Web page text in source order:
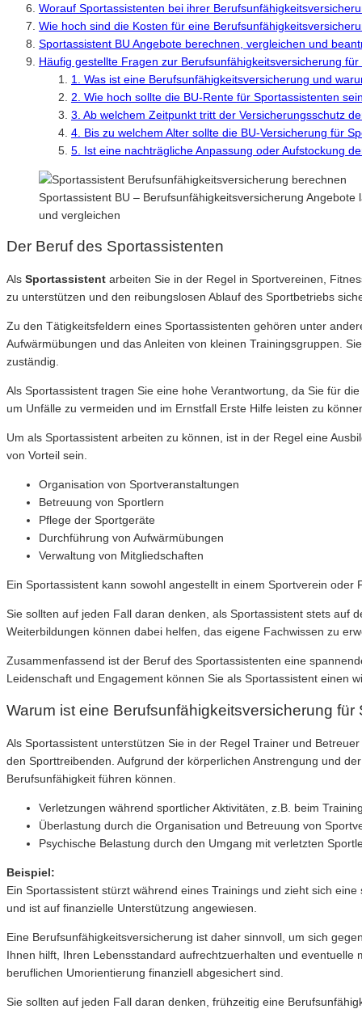
Worauf Sportassistenten bei ihrer
Wie hoch sind die Kosten für eine
Sportassistent BU Angebote berechnen, vergleichen und
Häufig gestellte Fragen zur Berufsunfähigkeitsversicherung
1. Was ist eine Berufsunfähigkeitsversicherung und
2. Wie hoch sollte die BU-Rente für Sportassistenten
3. Ab welchem Zeitpunkt tritt der Versicherungsschutz
4. Bis zu welchem Alter sollte die BU-Versicherung für
5. Ist eine nachträgliche Anpassung oder Aufstockung
Sportassistent BU – Berufsunfähigkeitsversicherung
und vergleichen
Der Beruf des Sportassistenten
Als Sportassistent arbeiten Sie in der Regel in Sportvereinen,
zu unterstützen und den reibungslosen Ablauf des Sportbetriebs
Zu den Tätigkeitsfeldern eines Sportassistenten gehören unter
Aufwärmübungen und das Anleiten von kleinen Trainingsgruppen.
zuständig.
Als Sportassistent tragen Sie eine hohe Verantwortung, da Sie für
um Unfälle zu vermeiden und im Ernstfall Erste Hilfe leisten zu
Um als Sportassistent arbeiten zu können, ist in der Regel eine
von Vorteil sein.
Organisation von Sportveranstaltungen
Betreuung von Sportlern
Pflege der Sportgeräte
Durchführung von Aufwärmübungen
Verwaltung von Mitgliedschaften
Ein Sportassistent kann sowohl angestellt in einem Sportverein
Sie sollten auf jeden Fall daran denken, als Sportassistent stets auf
Weiterbildungen können dabei helfen, das eigene Fachwissen zu
Zusammenfassend ist der Beruf des Sportassistenten eine
Leidenschaft und Engagement können Sie als Sportassistent einen
Warum ist eine Berufsunfähigkeitsversicherung
Als Sportassistent unterstützen Sie in der Regel Trainer und
den Sporttreibenden. Aufgrund der körperlichen Anstrengung und
Berufsunfähigkeit führen können.
Verletzungen während sportlicher Aktivitäten, z.B. beim
Überlastung durch die Organisation und Betreuung von
Psychische Belastung durch den Umgang mit verletzten
Beispiel:
Ein Sportassistent stürzt während eines Trainings und zieht sich
und ist auf finanzielle Unterstützung angewiesen.
Eine Berufsunfähigkeitsversicherung ist daher sinnvoll, um sich
Ihnen hilft, Ihren Lebensstandard aufrechtzuerhalten und
beruflichen Umorientierung finanziell abgesichert sind.
Sie sollten auf jeden Fall daran denken, frühzeitig eine